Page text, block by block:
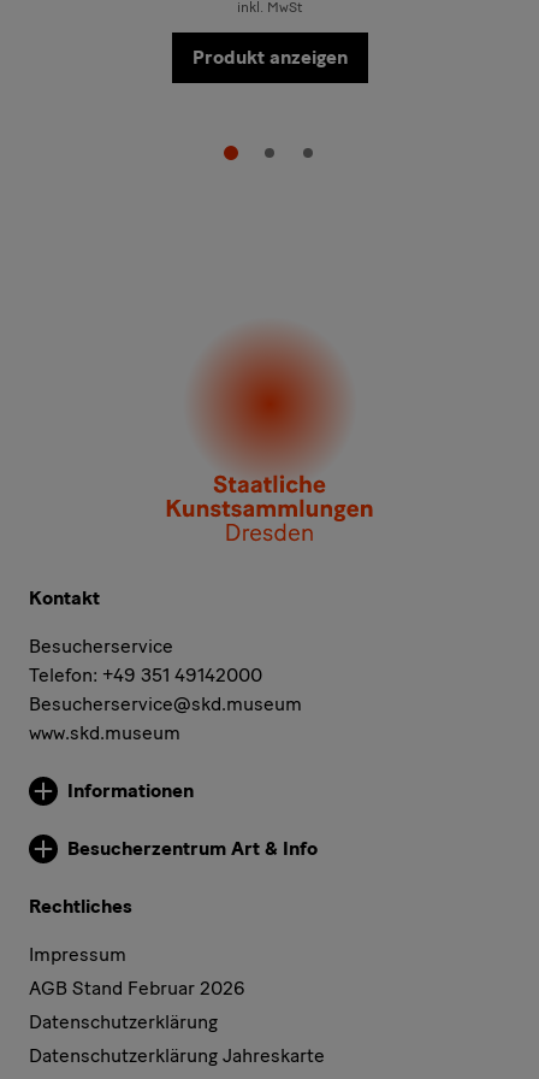
inkl. MwSt
Produkt anzeigen
Kontakt
Besucherservice
Telefon: +49 351 49142000
Besucherservice@skd.museum
www.skd.museum
Weitere Informationen
Informationen
Weitere Informationen
Besucherzentrum Art & Info
Rechtliches
Impressum
AGB Stand Februar 2026
Datenschutzerklärung
Datenschutzerklärung Jahreskarte